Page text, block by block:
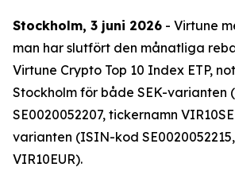
Stockholm, 3 juni 2026 - Virtune
man har slutfört den månatliga
Virtune Crypto Top 10 Index ETP,
Stockholm för både SEK-varianten
SE0020052207, tickernamn
varianten (ISIN-kod
VIR10EUR).